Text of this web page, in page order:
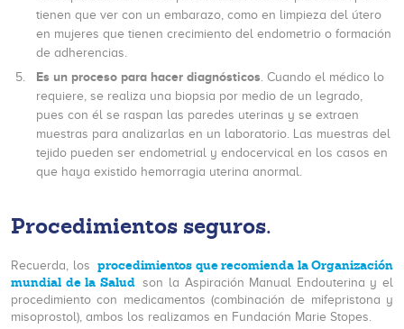
tienen que ver con un embarazo, como en limpieza del útero
en mujeres que tienen crecimiento del endometrio o formación
de adherencias.
Es un proceso para hacer diagnósticos. Cuando el médico lo
requiere, se realiza una biopsia por medio de un legrado,
pues con él se raspan las paredes uterinas y se extraen
muestras para analizarlas en un laboratorio. Las muestras del
tejido pueden ser endometrial y endocervical en los casos en
que haya existido hemorragia uterina anormal.
Procedimientos seguros.
Recuerda, los procedimientos que recomienda la Organización
mundial de la Salud son la Aspiración Manual Endouterina y el
procedimiento con medicamentos (combinación de mifepristona y
misoprostol), ambos los realizamos en Fundación Marie Stopes.